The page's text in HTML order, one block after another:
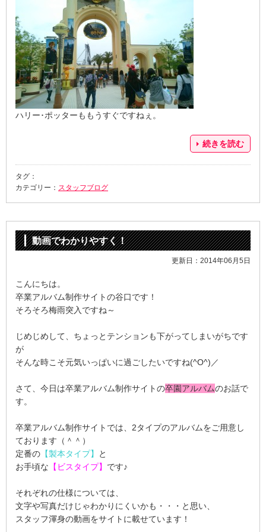
ハリー･ポッターももうすぐですねぇ。
続きを読む
タグ：
カテゴリー： スタッフブログ
動画でわかりやすく！
更新日：2014年06月5日
こんにちは。
卒業アルバム制作サイトの谷口です！
そろそろ梅雨突入ですね～
じめじめして、ちょっとテンションも下がってしまいがちです
が
そんな時こそ元気いっぱいに過ごしたいですね(^O^)／
さて、今日は卒業アルバム制作サイトの卒園アルバムのお話で
す。
卒業アルバム制作サイトでは、2タイプのアルバムをご用意し
ております（＾＾）
定番の 【製本タイプ】
と
お手頃な 【ビスタイプ】 です♪
それぞれの仕様については、
文字や写真だけじゃわかりにくいかも・・・と思い、
スタッフ渾身の動画をサイトに載せています！